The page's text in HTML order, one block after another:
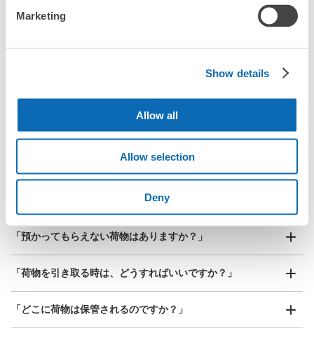
Marketing
Show details
Allow all
Allow selection
Deny
00:30
改札を出て左側、南口方面に進み、観光案内所の隣のスペ
ースにコインロッカーがあります。
保管できる荷物数
大:2/ ¥600中:2/ ¥500小:28/ ¥400
お店で荷物の写真を
全国1,000箇所以上と提携
好立地 / 好条件店舗も多数
¥800/日
最大辺が45cm以上の大きさのお荷物（スーツケース、楽
器、ベビーカーなど）
「秦野駅にあるecbo cloakの利用料金は？」
「荷物がなくなったり、盗まれたりはしないのですか？」
「預かってもらえない荷物はありますか？」
「荷物を引き取る時は、どうすればいいですか？」
「どこに荷物は保管されるのですか？」